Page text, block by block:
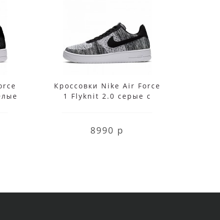
Кроссовки Nike Air Force
1 Flyknit 2.0 серые с
8990 р